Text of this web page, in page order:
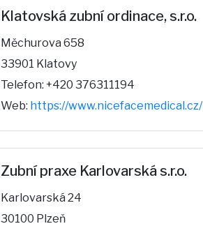
Klatovská zubní ordinace, s.r.o.
Měchurova 658
33901 Klatovy
Telefon: +420 376311194
Web: https://www.nicefacemedical.cz/
Zubní praxe Karlovarská s.r.o.
Karlovarská 24
30100 Plzeň